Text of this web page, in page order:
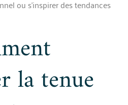
ou s’inspirer des tendances
la tenue